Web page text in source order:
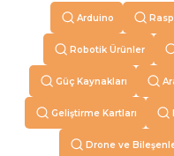
Arduino
Robotik Ürünler
Güç Kaynakları
Geliştirme Kartları
Drone ve